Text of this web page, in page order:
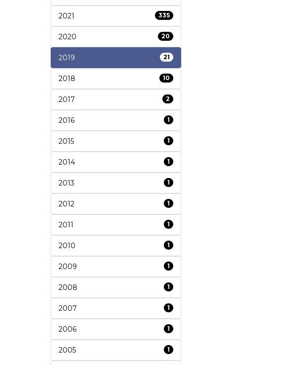
2021 335
2020 20
2019 21
2018 10
2017 2
2016 1
2015 1
2014 1
2013 1
2012 1
2011 1
2010 1
2009 1
2008 1
2007 1
2006 1
2005 1